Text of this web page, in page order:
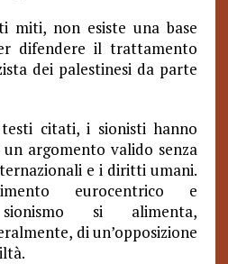
miti, non esiste una base
difendere il trattamento
dei palestinesi da parte
citati, i sionisti hanno
argomento valido senza
e i diritti umani.
eurocentrico e
si alimenta,
di un’opposizione